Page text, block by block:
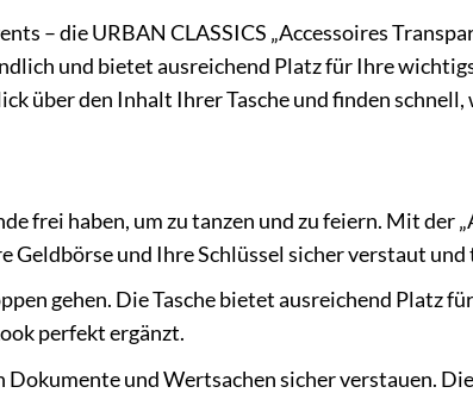
– die URBAN CLASSICS „Accessoires
und bietet ausreichend Platz für Ihre
über den Inhalt Ihrer Tasche und finden schnell,
frei haben, um zu tanzen und zu feiern. Mit der
Geldbörse und Ihre Schlüssel sicher verstaut
gehen. Die Tasche bietet ausreichend Platz
perfekt ergänzt.
und Wertsachen sicher verstauen.